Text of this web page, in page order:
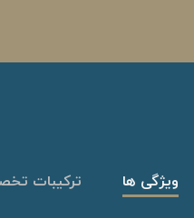
ویژگی ها ترکیبات